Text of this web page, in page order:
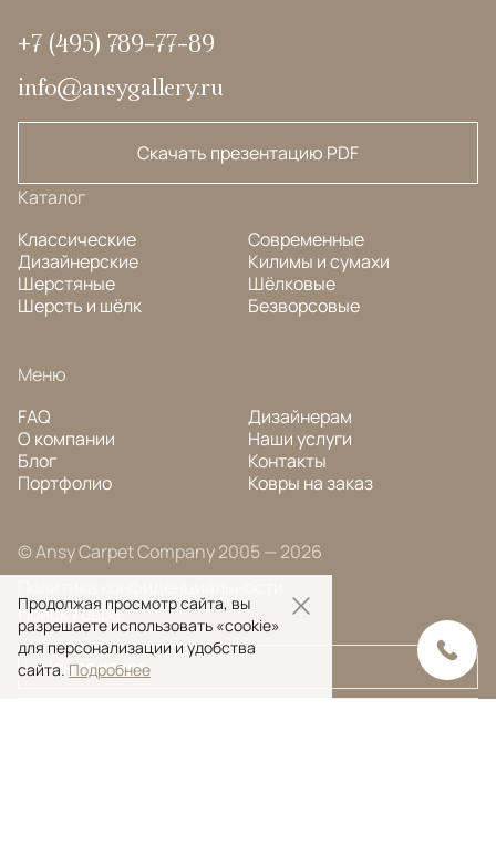
+7 (495) 789-77-89
info@ansygallery.ru
Скачать презентацию PDF
Каталог
Классические
Дизайнерские
Шерстяные
Шерсть и шёлк
Современные
Килимы и сумахи
Шёлковые
Безворсовые
Меню
FAQ
О компании
Блог
Портфолио
Дизайнерам
Наши услуги
Контакты
Ковры на заказ
© Ansy Carpet Company 2005 — 2026
Поиск ковра
Продолжая просмотр сайта, вы
разрешаете использовать «cookie»
для персонализации и удобства
сайта. Подробнее